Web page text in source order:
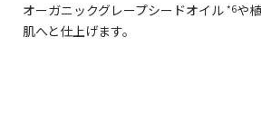
オーガニックグレープシードオイル *6や
肌へと仕上げます。